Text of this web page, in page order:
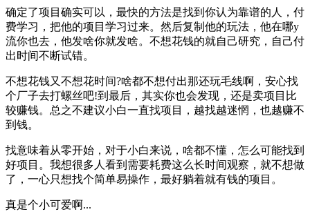
确定了项目确实可以，最快的方法是找到你认为靠谱的人，付
费学习，把他的项目学习过来。然后复制他的玩法，他在哪y
流你也去，他发啥你就发啥。不想花钱的就自己研究，自己付
出时间不断试错。
不想花钱又不想花时间?啥都不想付出那还玩毛线啊，安心找
个厂子去打螺丝吧!到最后，其实你也会发现，还是卖项目比
较赚钱。总之不建议小白一直找项目，越找越迷惘，也越赚不
到钱。
找意味着从零开始，对于小白来说，啥都不懂，怎么可能找到
好项目。我想很多人看到需要耗费这么长时间观察，就不想做
了，一心只想找个简单易操作，最好躺着就有钱的项目。
真是个小可爱啊...